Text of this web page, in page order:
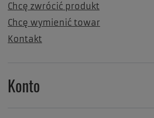
Chcę zwrócić produkt
Chcę wymienić towar
Kontakt
Konto